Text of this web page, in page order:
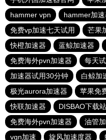
hammer vpn
hammer加速
免费vp加速七天试用
芒果
快橙加速器
蓝鲸加速器
免费海外pvn加速器
每天
加速器试用30分钟
白鲸加
极光aurora加速器
苹果免
快联加速器
DISBAO下载站
免费海外pvn加速器
油管
vqn加速
旋风加速度器